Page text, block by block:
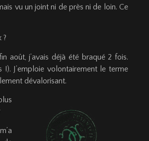
vu un joint ni de près ni de loin. Ce
?
août, j’avais déjà été braqué 2 fois.
J’emploie volontairement le terme
dévalorisant.
m’a